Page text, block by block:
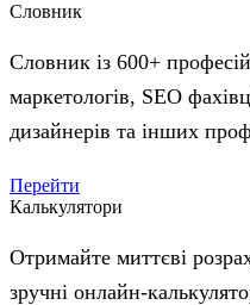
Словник
Словник із 600+
маркетологів, SEO
дизайнерів та інших
Перейти
Калькулятори
Отримайте миттєві
зручні онлайн-